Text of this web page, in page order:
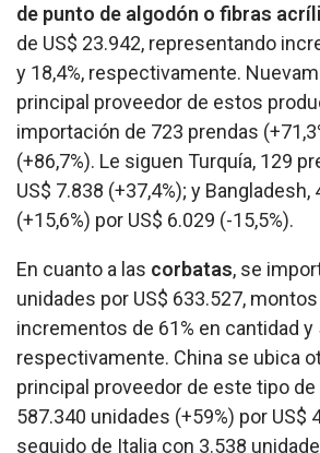
de punto de algodón o fibras
de US$ 23.942, representando
y 18,4%, respectivamente.
principal proveedor de estos
importación de 723 prendas
(+86,7%). Le siguen Turquía, 129
US$ 7.838 (+37,4%); y Bangladesh,
(+15,6%) por US$ 6.029 (-15,5%).
En cuanto a las corbatas, se
unidades por US$ 633.527,
incrementos de 61% en cantidad y
respectivamente. China se ubica
principal proveedor de este tipo
587.340 unidades (+59%) por US$
seguido de Italia con 3.538